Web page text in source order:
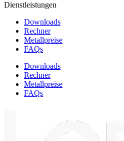
Dienstleistungen
Downloads
Rechner
Metallpreise
FAQs
Downloads
Rechner
Metallpreise
FAQs